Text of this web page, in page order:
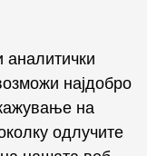
мрежи
аналитички
најдобро
на
одлучите